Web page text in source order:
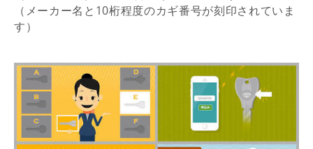
（メーカー名と10桁程度のカギ番号が刻印されていま
す）